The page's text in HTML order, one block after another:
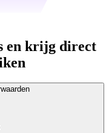
en krijg direct